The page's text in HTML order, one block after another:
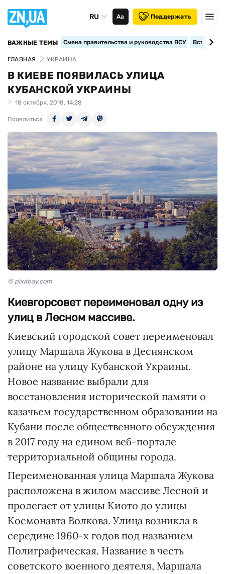
RU Аа Поддержать
ВАЖНЫЕ ТЕМЫ Смена правительства и руководства ВСУ
ГЛАВНАЯ УКРАИНА
В КИЕВЕ ПОЯВИЛАСЬ УЛИЦА
КУБАНСКОЙ УКРАИНЫ
18 октября, 2018, 14:28
Поделиться
© pixabay.com
Киевгорсовет переименовал одну из
улиц в Лесном массиве.
Киевский городской совет переименовал
улицу Маршала Жукова в Деснянском
районе на улицу Кубанской Украины.
Новое название выбрали для
восстановления исторической памяти о
казачьем государственном образовании на
Кубани после общественного обсуждения
в 2017 году на едином веб-портале
территориальной общины города.
Переименованная улица Маршала Жукова
расположена в жилом массиве Лесной и
пролегает от улицы Киото до улицы
Космонавта Волкова. Улица возникла в
середине 1960-х годов под названием
Полиграфическая. Название в честь
советского военного деятеля, Маршала